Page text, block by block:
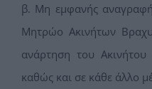
β. Μη εμφανής
Μητρώο Ακινήτων
ανάρτηση του Ακινήτου
καθώς και σε κάθε άλλο